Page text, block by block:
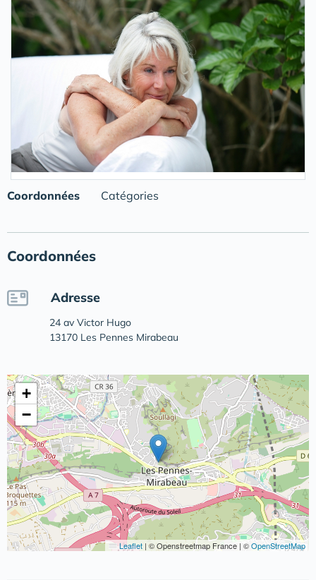
Coordonnées Catégories
Coordonnées
Adresse
24 av Victor Hugo
13170 Les Pennes Mirabeau
+
−
Leaflet |© Openstreetmap France | ©OpenStreetMap